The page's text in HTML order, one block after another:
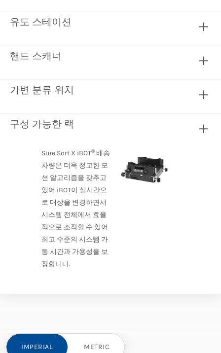
유도 스테이션
핸드 스캐너
가변 분류 위치
구성 가능한 랙
Sure Sort X iBOT® 배송
차량은 더욱 정교한 모
션 알고리즘을 갖추고
있어 iBOT이 실시간으
로 대상을 변경하면서
시스템 전체에서 효율
적으로 조작할 수 있어
최고 수준의 시스템 가
동 시간과 가용성을 보
장합니다.
IMPERIAL METRIC